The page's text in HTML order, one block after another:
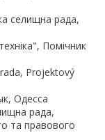
селищна рада,
Помічник
Projektový
Одесса
рада,
та правового